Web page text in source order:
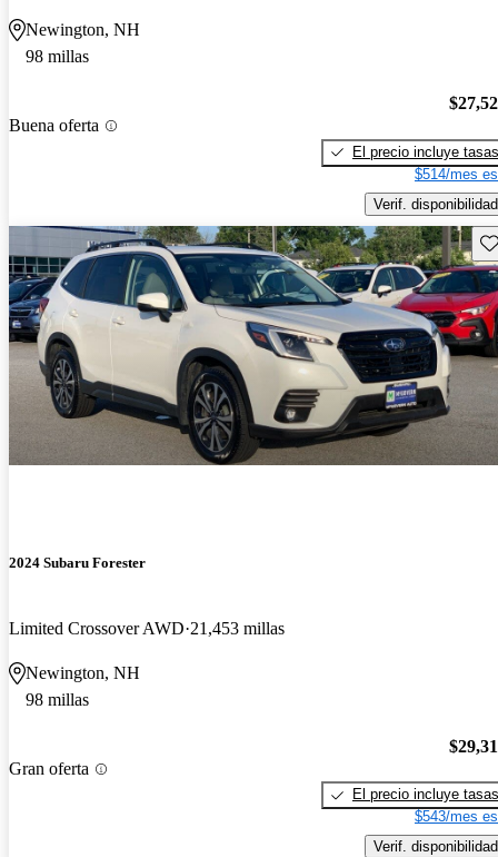
Newington, NH
98 millas
Buena oferta
El precio incluye tasas
$514/mes
Verif. disponibilidad
2024 Subaru Forester
Limited Crossover AWD 21,453 millas
Newington, NH
98 millas
Gran oferta
El precio incluye tasas
$543/mes
Verif. disponibilidad